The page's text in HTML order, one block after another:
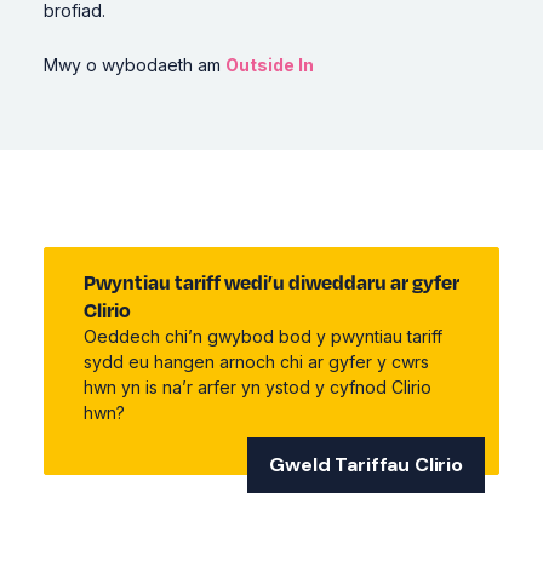
brofiad.
Mwy o wybodaeth am Outside In
Pwyntiau tariff wedi’u diweddaru ar gyfer
Clirio
Oeddech chi’n gwybod bod y pwyntiau tariff
sydd eu hangen arnoch chi ar gyfer y cwrs
hwn yn is na’r arfer yn ystod y cyfnod Clirio
hwn?
Gweld Tariffau Clirio